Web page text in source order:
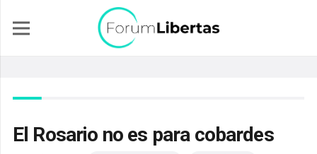
El Rosario no es para cobardes